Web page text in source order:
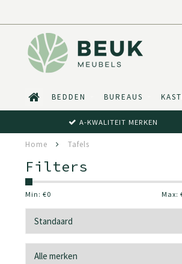
BEDDEN BUREAUS
A-KWALITEIT MERKEN
Home Tafels
Filters
Min: €0 Max: